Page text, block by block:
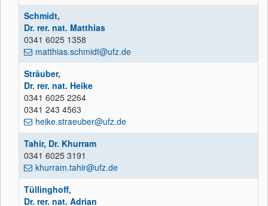
Schmidt,
Dr. rer. nat. Matthias
0341 6025 1358
matthias.schmidt@ufz.de
Sträuber,
Dr. rer. nat. Heike
0341 6025 2264
0341 243 4563
heike.straeuber@ufz.de
Tahir, Dr. Khurram
0341 6025 3191
khurram.tahir@ufz.de
Tüllinghoff,
Dr. rer. nat. Adrian